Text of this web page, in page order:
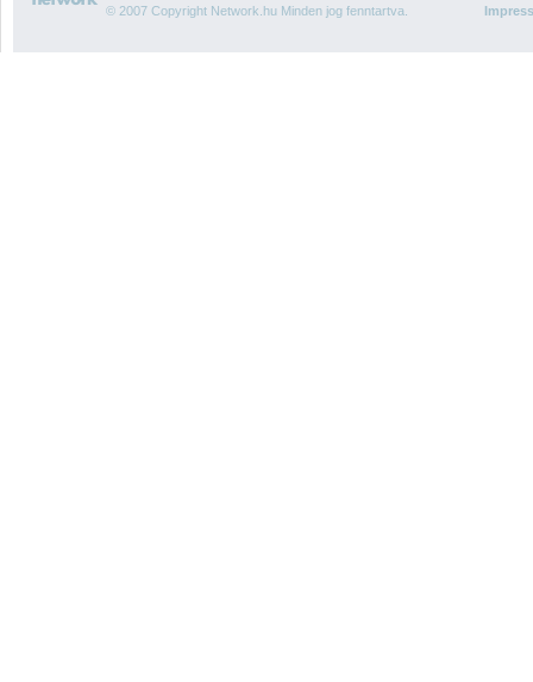
© 2007 Copyright Network.hu Minden jog fenntartva.